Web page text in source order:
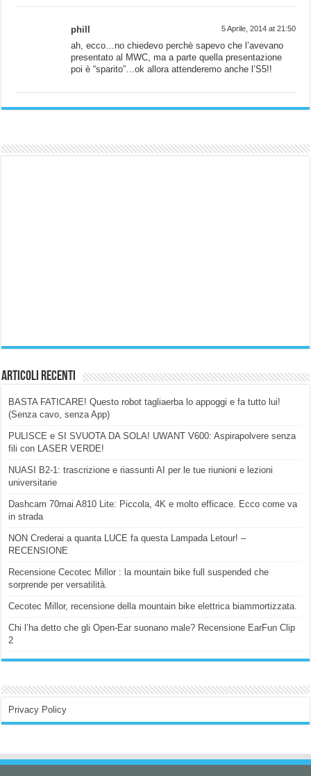
phill 5 Aprile, 2014 at 21:50
ah, ecco…no chiedevo perchè sapevo che l’avevano
presentato al MWC, ma a parte quella presentazione
poi è “sparito”…ok allora attenderemo anche l’S5!!
Articoli Recenti
BASTA FATICARE! Questo robot tagliaerba lo appoggi e fa tutto lui!
(Senza cavo, senza App)
PULISCE e SI SVUOTA DA SOLA! UWANT V600: Aspirapolvere senza
fili con LASER VERDE!
NUASI B2-1: trascrizione e riassunti AI per le tue riunioni e lezioni
universitarie
Dashcam 70mai A810 Lite: Piccola, 4K e molto efficace. Ecco come va
in strada
NON Crederai a quanta LUCE fa questa Lampada Letour! –
RECENSIONE
Recensione Cecotec Millor : la mountain bike full suspended che
sorprende per versatilità.
Cecotec Millor, recensione della mountain bike elettrica biammortizzata.
Chi l’ha detto che gli Open-Ear suonano male? Recensione EarFun Clip
2
Privacy Policy